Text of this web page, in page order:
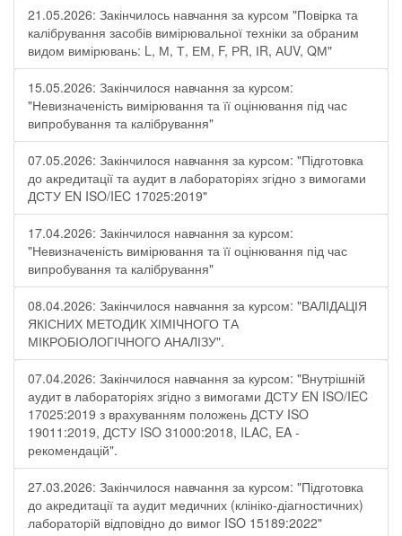
21.05.2026: Закінчилось навчання за курсом "Повірка та
калібрування засобів вимірювальної техніки за обраним
видом вимірювань: L, М, Т, ЕМ, F, РR, ІR, АUV, QМ"
15.05.2026: Закінчилося навчання за курсом:
"Невизначеність вимірювання та її оцінювання під час
випробування та калібрування"
07.05.2026: Закінчилося навчання за курсом: "Підготовка
до акредитації та аудит в лабораторіях згідно з вимогами
ДСТУ EN ISO/IEC 17025:2019"
17.04.2026: Закінчилося навчання за курсом:
"Невизначеність вимірювання та її оцінювання під час
випробування та калібрування"
08.04.2026: Закінчилося навчання за курсом: "ВАЛІДАЦІЯ
ЯКІСНИХ МЕТОДИК ХІМІЧНОГО ТА
МІКРОБІОЛОГІЧНОГО АНАЛІЗУ".
07.04.2026: Закінчилося навчання за курсом: "Внутрішній
аудит в лабораторіях згідно з вимогами ДСТУ EN ISO/IEC
17025:2019 з врахуванням положень ДСТУ ISO
19011:2019, ДСТУ ISO 31000:2018, ILAC, EA -
рекомендацій".
27.03.2026: Закінчилося навчання за курсом: "Підготовка
до акредитації та аудит медичних (клініко-діагностичних)
лабораторій відповідно до вимог ISO 15189:2022"